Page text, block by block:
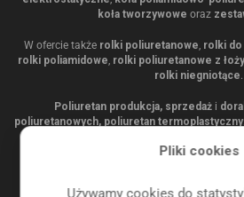
koła tworzywowe oraz
W ofercie także rolki poliuretanowe rolki do
rolki poliamidowe rolki poliuretanowe z
rolki niegniotące.
Poliuretan produkcja, sprzedażi
poliuretanowych, poliuretan termoplastyczny
podkładki poliuretanowe
Pliki cookies
Używamy cookies do